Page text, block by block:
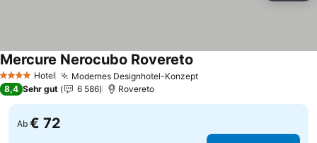
4 Sterne Hotel Modernes Designhotel-Konzept
Mercure Nerocubo Rovereto
8,4 Sehr gut 6 586 Rovereto
Ab € 72